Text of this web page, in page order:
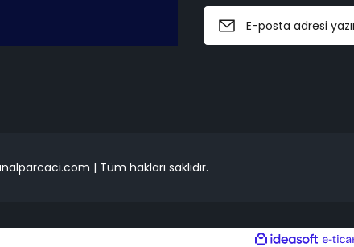
| Tüm hakları saklıdır.
ideasoft